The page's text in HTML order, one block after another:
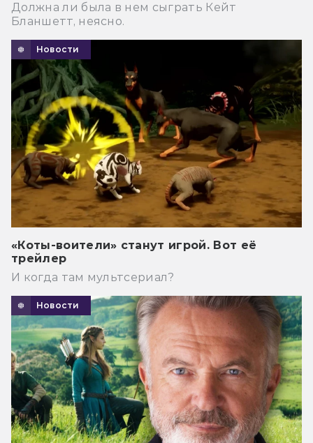
Должна ли была в нем сыграть Кейт
Бланшетт, неясно.
Новости
«Коты-воители» станут игрой. Вот её
трейлер
И когда там мультсериал?
Новости